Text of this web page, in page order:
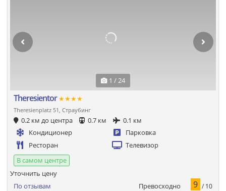
1 / 24
Theresientor★★★★
Theresienplatz 51, Страубинг
0.2 км до центра 0.7 км
0.1 км
Кондиционер
Парковка
Ресторан
Телевизор
В самом центре
По отзывам Превосходно 9 / 10
Уточнить цену